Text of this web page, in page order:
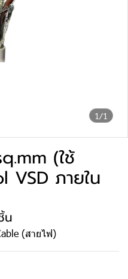
1/1
(ใช้
VSD ภายใน
น
(สายไฟ)